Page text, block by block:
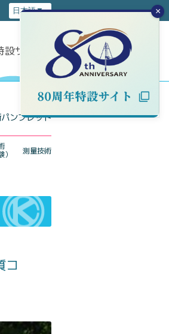
×
サイト
ンフレット
測量技術
）
コ